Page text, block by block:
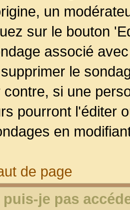
un
sur le bouton
associé
le
si une
pourront l'éditer
en
de page
je pas